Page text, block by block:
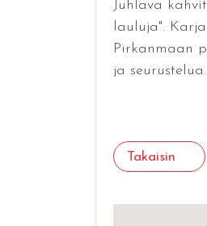
Juhlava
lauluja".
Pirkanmaan
ja
Takaisin